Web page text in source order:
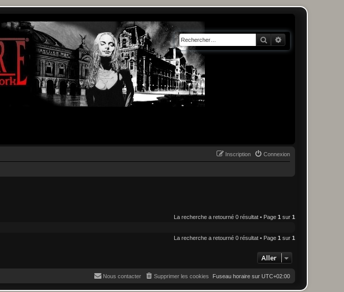
Rechercher
Connexion
Inscription
La recherche a retourné 0 résultat • Page 1 sur 1
La recherche a retourné 0 résultat • Page 1 sur 1
Aller
Fuseau horaire sur UTC+02:00
Supprimer les cookies
Nous contacter